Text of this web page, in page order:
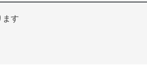
ます